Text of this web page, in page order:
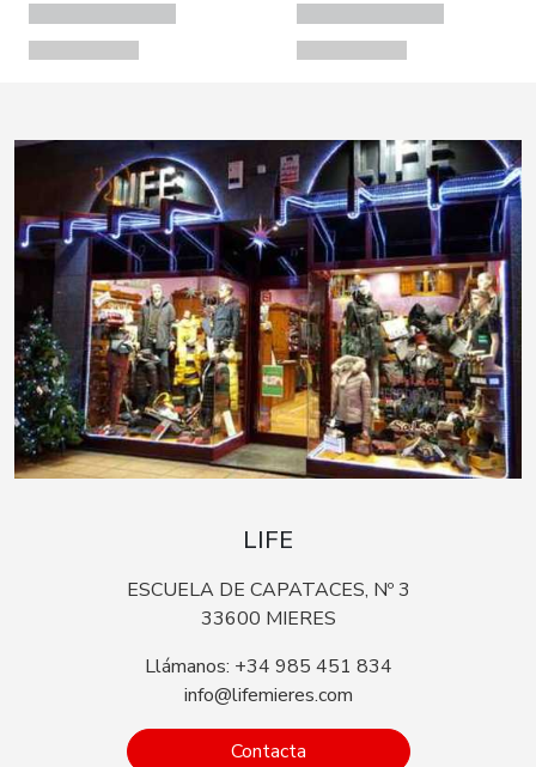
LIFE
ESCUELA DE CAPATACES, Nº 3
33600 MIERES
Llámanos: +34 985 451 834
info@lifemieres.com
Contacta